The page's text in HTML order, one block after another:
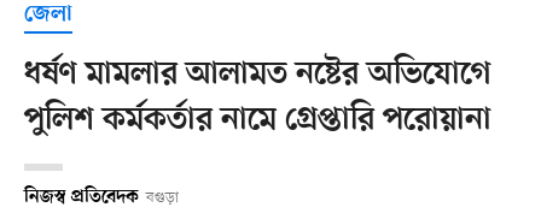
জেলা
ধর্ষণ মামলার আলামত নষ্টের অভিযোগে
পুলিশ কর্মকর্তার নামে গ্রেপ্তারি পরোয়ানা
নিজস্ব প্রতিবেদক বগুড়া